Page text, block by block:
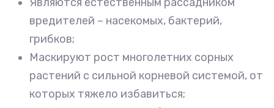
вредителей – насекомых, бактерий,
грибков;
Маскируют рост многолетних сорных
растений с сильной корневой системой, от
которых тяжело избавиться;